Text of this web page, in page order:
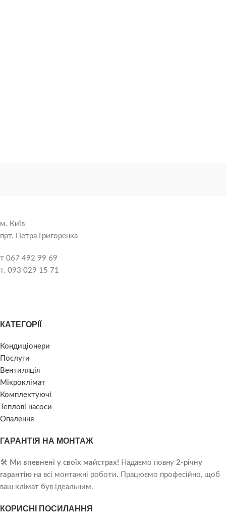
м. Київ
прт. Петра Григоренка
т 067 492 99 69
т. 093 029 15 71
КАТЕГОРІЇ
Кондиціонери
Послуги
Вентиляція
Мікроклімат
Комплектуючі
Теплові насоси
Опалення
ГАРАНТІЯ НА МОНТАЖ
🛠️ Ми впевнені у своїх майстрах! Надаємо повну 2-річну
гарантію на всі монтажні роботи. Працюємо професійно, щоб
ваш клімат був ідеальним.
КОРИСНІ ПОСИЛАННЯ